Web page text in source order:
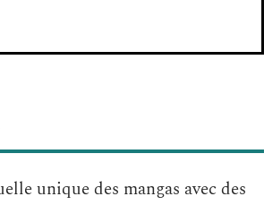
unique des mangas avec des